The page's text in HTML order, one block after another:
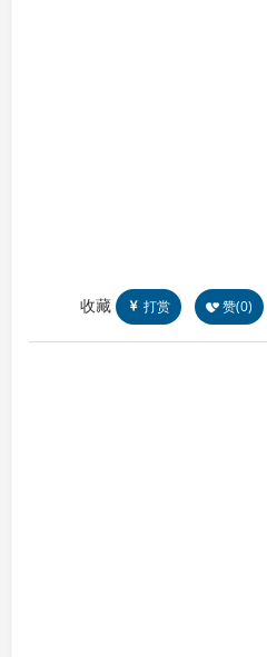
收藏 打赏 赞(0)